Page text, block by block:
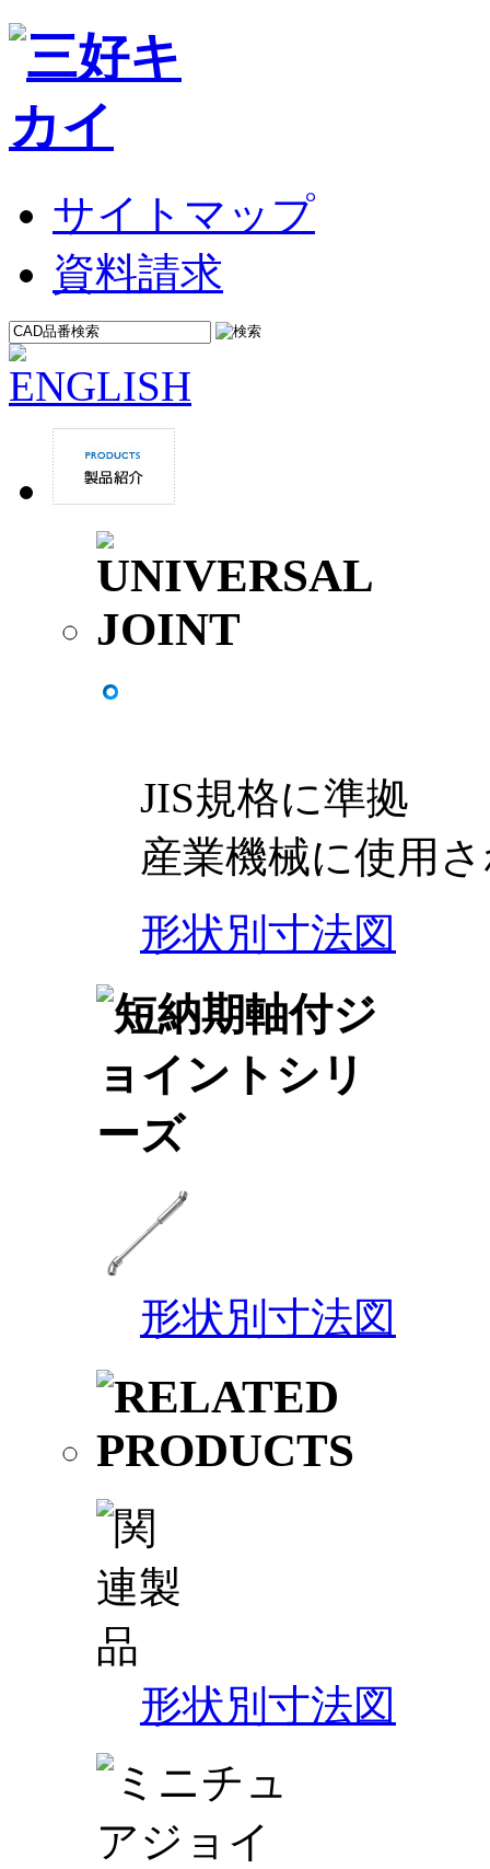
サイトマップ
資料請求
JIS規格に準拠
産業機械に使用
形状別寸法図
形状別寸法図
形状別寸法図